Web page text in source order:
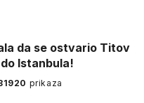
da se ostvario Titov
Istanbula!
prikaza